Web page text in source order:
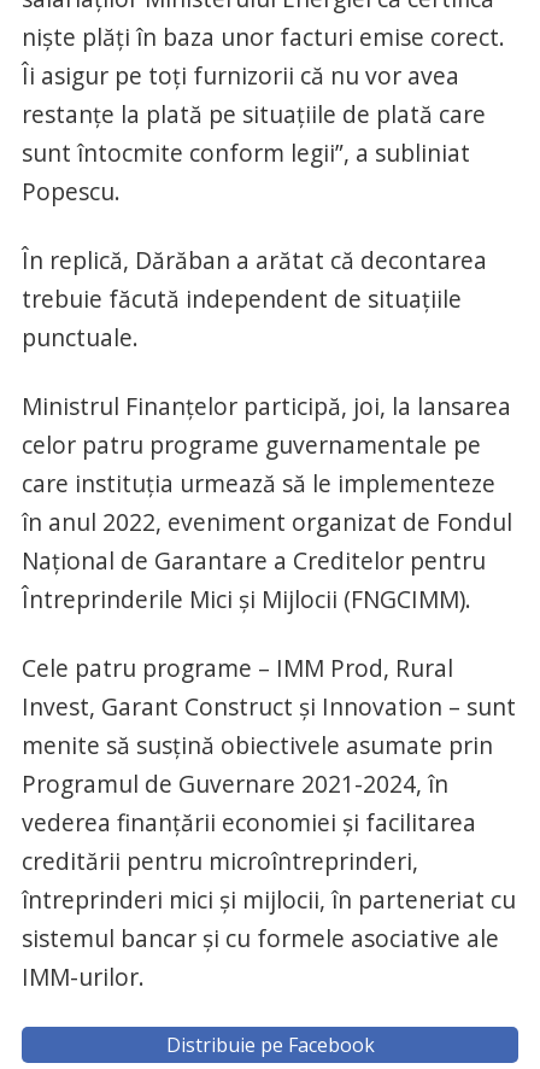
nişte plăţi în baza unor facturi emise corect.
Îi asigur pe toţi furnizorii că nu vor avea
restanţe la plată pe situaţiile de plată care
sunt întocmite conform legii”, a subliniat
Popescu.
În replică, Dărăban a arătat că decontarea
trebuie făcută independent de situaţiile
punctuale.
Ministrul Finanţelor participă, joi, la lansarea
celor patru programe guvernamentale pe
care instituţia urmează să le implementeze
în anul 2022, eveniment organizat de Fondul
Naţional de Garantare a Creditelor pentru
Întreprinderile Mici şi Mijlocii (FNGCIMM).
Cele patru programe – IMM Prod, Rural
Invest, Garant Construct şi Innovation – sunt
menite să susţină obiectivele asumate prin
Programul de Guvernare 2021-2024, în
vederea finanţării economiei şi facilitarea
creditării pentru microîntreprinderi,
întreprinderi mici şi mijlocii, în parteneriat cu
sistemul bancar şi cu formele asociative ale
IMM-urilor.
Distribuie pe Facebook